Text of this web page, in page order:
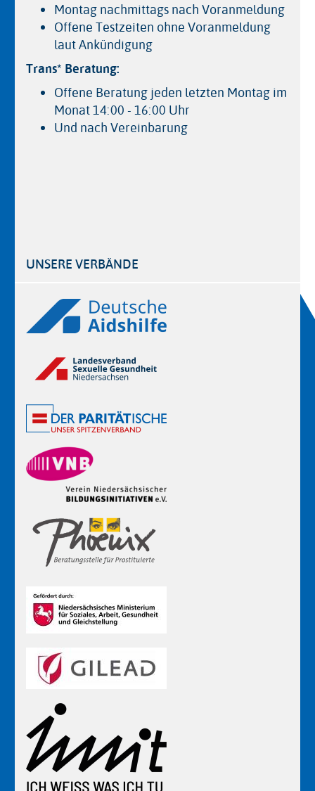
Montag nachmittags nach Voranmeldung
Offene Testzeiten ohne Voranmeldung
laut Ankündigung
Trans* Beratung:
Offene Beratung jeden letzten Montag im
Monat 14:00 - 16:00 Uhr
Und nach Vereinbarung
UNSERE VERBÄNDE
Logos